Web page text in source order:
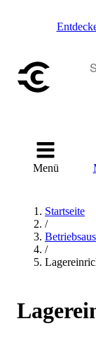
Menü
Startseite
/
/